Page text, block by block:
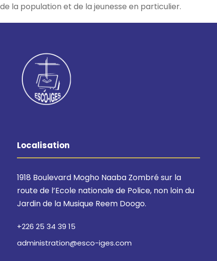
de la population et de la jeunesse en particulier.
Localisation
1918 Boulevard Mogho Naaba Zombré sur la
route de l’Ecole nationale de Police, non loin du
Jardin de la Musique Reem Doogo.
+226 25 34 39 15
administration@esco-iges.com